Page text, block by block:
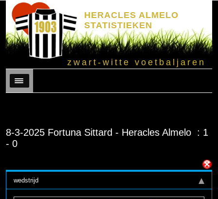
HERACLES ALMELO
STATISTIEKEN
zwart-witte voetbaljaren
Menu
8-3-2025 Fortuna Sittard - Heracles Almelo : 1
- 0
wedstrijd